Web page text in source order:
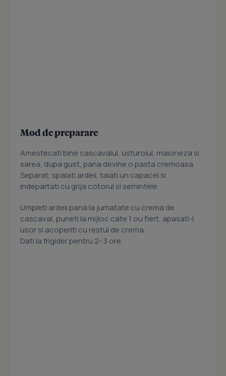
Mod de preparare
Amestecati bine cascavalul, usturoiul, maioneza si
sarea, dupa gust, pana devine o pasta cremoasa.
Separat, spalati ardeii, taiati un capacel si
indepartati cu grija cotorul si semintele.
Umpleti ardeii pana la jumatate cu crema de
cascaval, puneti la mijloc cate 1 ou fiert, apasati-l
usor si acoperiti cu restul de crema.
Dati la frigider pentru 2- 3 ore.